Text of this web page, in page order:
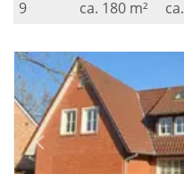
9 ca. 180 m²